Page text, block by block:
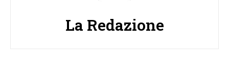
La Redazione